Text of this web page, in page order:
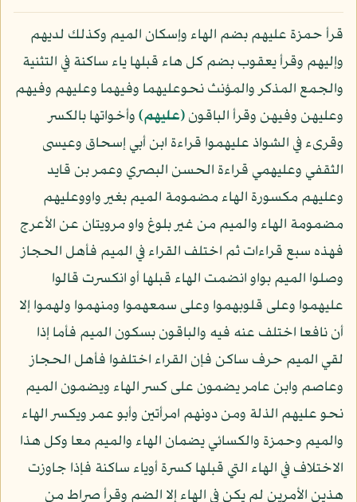
قرأ حمزة عليهم بضم الهاء وإسكان الميم وكذلك لديهم
وإليهم وقرأ يعقوب بضم كل هاء قبلها ياء ساكنة في التثنية
والجمع المذكر والمؤنث نحوعليهما وفيهما وعليهم وفيهم
وعليهن وفيهن وقرأ الباقون﴿عليهم﴾وأخواتها بالكسر
وقرىء في الشواذ عليهموا قراءة ابن أبي إسحاق وعيسى
الثقفي وعليهمي قراءة الحسن البصري وعمر بن قايد
وعليهم مكسورة الهاء مضمومة الميم بغير واووعليهم
مضمومة الهاء والميم من غير بلوغ واو مرويتان عن الأعرج
فهذه سبع قراءات ثم اختلف القراء في الميم فأهل الحجاز
وصلوا الميم بواو انضمت الهاء قبلها أو انكسرت قالوا
عليهموا وعلى قلوبهموا وعلى سمعهموا ومنهموا ولهموا إلا
أن نافعا اختلف عنه فيه والباقون بسكون الميم فأما إذا
لقي الميم حرف ساكن فإن القراء اختلفوا فأهل الحجاز
وعاصم وابن عامر يضمون على كسر الهاء ويضمون الميم
نحو عليهم الذلة ومن دونهم امرأتين وأبو عمر ويكسر الهاء
والميم وحمزة والكسائي يضمان الهاء والميم معا وكل هذا
الاختلاف في الهاء التي قبلها كسرة أوياء ساكنة فإذا جاوزت
هذين الأمرين لم يكن في الهاء إلا الضم وقرأ صراط من